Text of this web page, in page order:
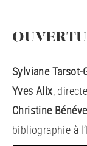
Sylviane Tarsot-
Yves Alix,
Christine
bibliographie à